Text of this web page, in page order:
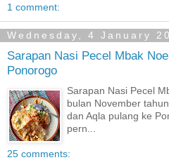
1 comment:
Wednesday, 4 January
Sarapan Nasi Pecel Mbak
Ponorogo
Sarapan Nasi Pecel
bulan November
dan Aqla pulang ke
pern...
25 comments: